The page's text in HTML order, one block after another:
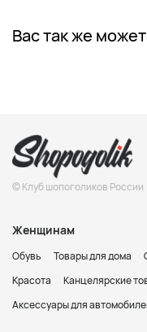
Вас так же
© Клуб шопоголиков России
Женщинам
Обувь Товары для дома
Красота
Канцелярские
Аксессуары для